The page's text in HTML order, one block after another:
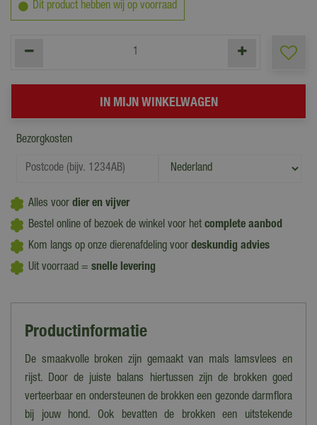
Dit product hebben wij op voorraad
Bezorgkosten
Alles voor dier en vijver
Bestel online of bezoek de winkel voor het complete aanbod
Kom langs op onze dierenafdeling voor deskundig advies
Uit voorraad = snelle levering
Productinformatie
De smaakvolle broken zijn gemaakt van mals lamsvlees en
rijst. Door de juiste balans hiertussen zijn de brokken goed
verteerbaar en ondersteunen de brokken een gezonde darmflora
bij jouw hond. Ook bevatten de brokken een uitstekende